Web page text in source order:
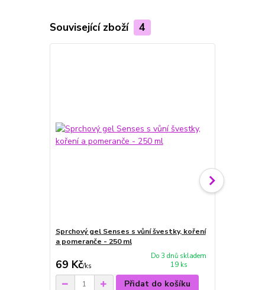
Související zboží 4
Sprchový gel Senses s vůní švestky, koření
a pomeranče - 250 ml
69 Kč/ks
Do 3 dnů skladem
19 ks
Přidat do košíku